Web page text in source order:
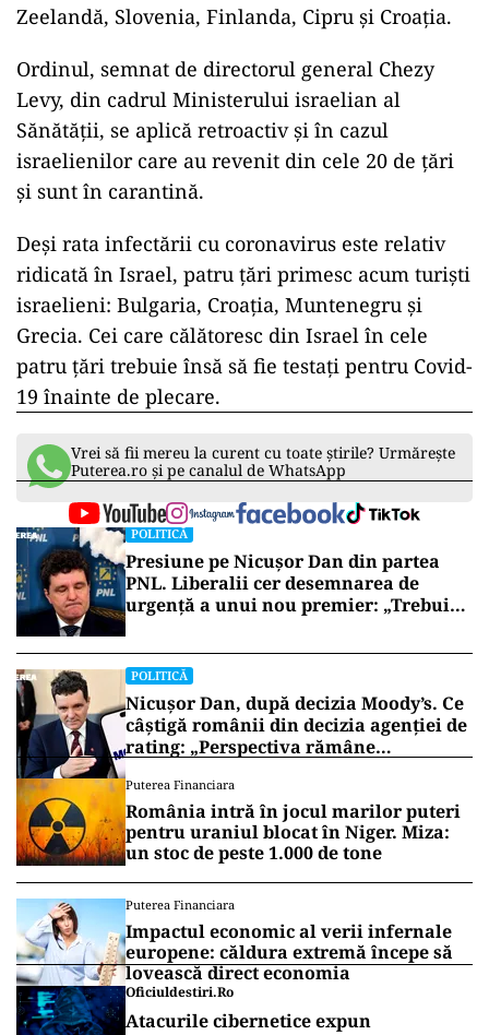
Zeelandă, Slovenia, Finlanda, Cipru şi Croaţia.
Ordinul, semnat de directorul general Chezy
Levy, din cadrul Ministerului israelian al
Sănătăţii, se aplică retroactiv şi în cazul
israelienilor care au revenit din cele 20 de ţări
şi sunt în carantină.
Deşi rata infectării cu coronavirus este relativ
ridicată în Israel, patru ţări primesc acum turişti
israelieni: Bulgaria, Croaţia, Muntenegru şi
Grecia. Cei care călătoresc din Israel în cele
patru ţări trebuie însă să fie testaţi pentru Covid-
19 înainte de plecare.
Vrei să fii mereu la curent cu toate știrile? Urmărește
Puterea.ro și pe canalul de WhatsApp
POLITICĂ
Presiune pe Nicușor Dan din partea
PNL. Liberalii cer desemnarea de
urgență a unui nou premier: „Trebuie
POLITICĂ
Nicușor Dan, după decizia Moody’s. Ce
câștigă românii din decizia agenției de
rating: „Perspectiva rămâne
Puterea Financiara
România intră în jocul marilor puteri
pentru uraniul blocat în Niger. Miza:
un stoc de peste 1.000 de tone
Puterea Financiara
Impactul economic al verii infernale
europene: căldura extremă începe să
lovească direct economia
Oficiuldestiri.ro
Atacurile cibernetice expun